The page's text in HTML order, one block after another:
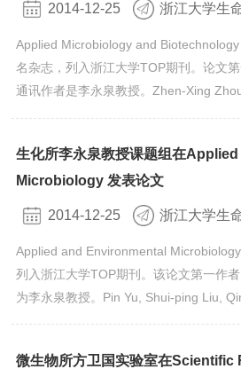
2014-12-25 浙江大学生
Applied Microbiology and
名杂志，列入浙江大学TOP期刊。论文
通讯作者是李永泉教授。Zhen-Xing
Streptomyces chattanoogensis ,
Biotechnology,DOI: 10.1007/s00253-
生化所李永泉教授课题组在
Microbiology 发表论文
2014-12-25 浙江大学生
Applied and Environmental
列入浙江大学TOP期刊。该论文第一作
为李永泉教授。Pin Yu, Shui-ping Liu,
Morphological Differentiation in
微生物所方卫国实验室在Scientific